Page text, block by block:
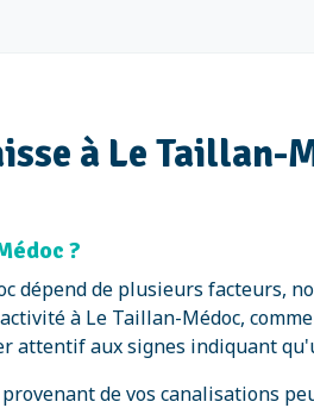
à Le
?
dépend de plusieurs facteurs,
à Le Taillan-Médoc,
aux signes indiquant
de vos canalisations